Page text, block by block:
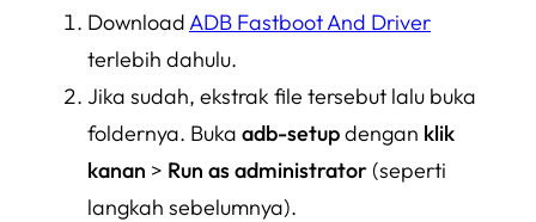
DownloadADB Fastboot And Driver
terlebih dahulu.
Jika sudah, ekstrak file tersebut lalu buka
foldernya. Buka adb-setupdengan klik
kanan > Run as administrator (seperti
langkah sebelumnya).